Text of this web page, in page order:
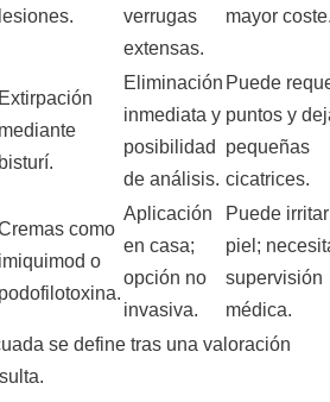
lesiones.
verrugas
extensas.
mayor
Extirpación
mediante
bisturí.
Eliminación
inmediata y
posibilidad
de análisis.
Puede
puntos y
pequeñas
cicatrices.
como
imiquimod o
podofilotoxina.
Aplicación
en casa;
opción no
invasiva.
Puede
piel;
supervisión
médica.
se define tras una valoración